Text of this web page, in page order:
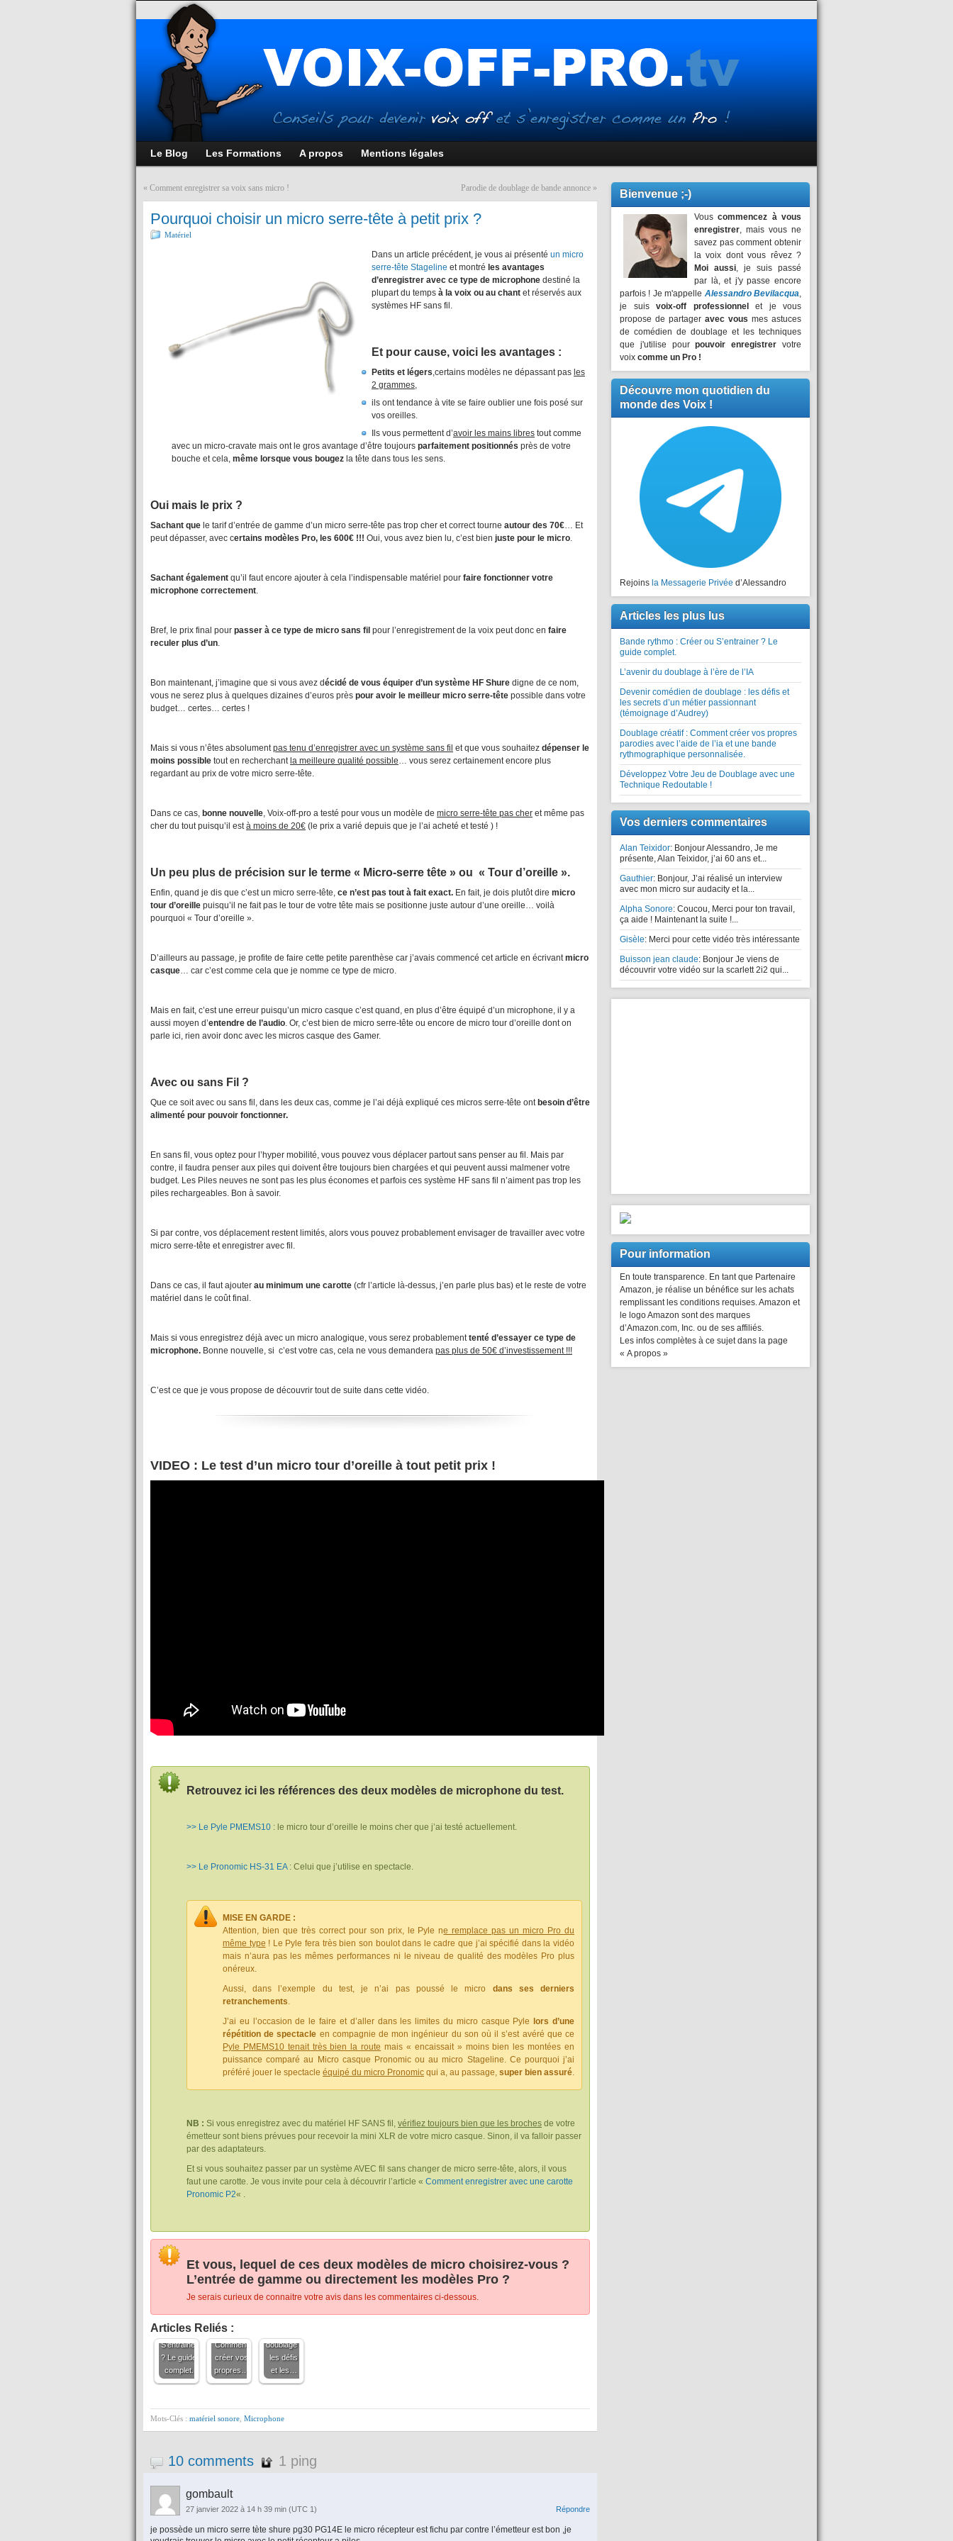
Le Blog Les Formations A propos Mentions légales
« Comment enregistrer sa voix sans micro ! Parodie de doublage de bande annonce »
Pourquoi choisir un micro serre-tête à petit prix ?
Matériel
Dans un article précédent, je vous ai présenté un micro
serre-tête Stageline et montré les avantages
d’enregistrer avec ce type de microphone destiné la
plupart du temps à la voix ou au chant et réservés aux
systèmes HF sans fil.
Et pour cause, voici les avantages :
Petits et légers,certains modèles ne dépassant pas les
2 grammes,
ils ont tendance à vite se faire oublier une fois posé sur
vos oreilles.
Ils vous permettent d’avoir les mains libres tout comme
avec un micro-cravate mais ont le gros avantage d’être toujours parfaitement positionnés près de votre
bouche et cela, même lorsque vous bougez la tête dans tous les sens.
Oui mais le prix ?
Sachant que le tarif d’entrée de gamme d’un micro serre-tête pas trop cher et correct tourne autour des 70€… Et
peut dépasser, avec certains modèles Pro, les 600€ !!! Oui, vous avez bien lu, c’est bien juste pour le micro.
Sachant également qu’il faut encore ajouter à cela l’indispensable matériel pour faire fonctionner votre
microphone correctement.
Bref, le prix final pour passer à ce type de micro sans fil pour l’enregistrement de la voix peut donc en faire
reculer plus d’un.
Bon maintenant, j’imagine que si vous avez décidé de vous équiper d’un système HF Shure digne de ce nom,
vous ne serez plus à quelques dizaines d’euros près pour avoir le meilleur micro serre-tête possible dans votre
budget… certes… certes !
Mais si vous n’êtes absolumentpas tenu d’enregistrer avec un système sans fil et que vous souhaitez dépenser le
moins possible tout en recherchant la meilleure qualité possible… vous serez certainement encore plus
regardant au prix de votre micro serre-tête.
Dans ce cas, bonne nouvelle, Voix-off-pro a testé pour vous un modèle de micro serre-tête pas cher et même pas
cher du tout puisqu’il està moins de 20€ (le prix a varié depuis que je l’ai acheté et testé ) !
Un peu plus de précision sur le terme « Micro-serre tête » ou « Tour d’oreille ».
Enfin, quand je dis que c’est un micro serre-tête, ce n’est pas tout à fait exact. En fait, je dois plutôt dire micro
tour d’oreille puisqu’il ne fait pas le tour de votre tête mais se positionne juste autour d’une oreille… voilà
pourquoi « Tour d’oreille ».
D’ailleurs au passage, je profite de faire cette petite parenthèse car j’avais commencé cet article en écrivantmicro
casque… car c’est comme cela que je nomme ce type de micro.
Mais en fait, c’est une erreur puisqu’un micro casque c’est quand, en plus d’être équipé d’un microphone, il y a
aussi moyen d’entendre de l’audio. Or, c’est bien de micro serre-tête ou encore de micro tour d’oreille dont on
parle ici, rien avoir donc avec les micros casque des Gamer.
Avec ou sans Fil ?
Que ce soit avec ou sans fil, dans les deux cas, comme je l’ai déjà expliqué ces micros serre-tête ont besoin d’être
alimenté pour pouvoir fonctionner.
En sans fil, vous optez pour l’hyper mobilité, vous pouvez vous déplacer partout sans penser au fil. Mais par
contre, il faudra penser aux piles qui doivent être toujours bien chargées et qui peuvent aussi malmener votre
budget. Les Piles neuves ne sont pas les plus économes et parfois ces système HF sans fil n’aiment pas trop les
piles rechargeables. Bon à savoir.
Si par contre, vos déplacement restent limités, alors vous pouvez probablement envisager de travailler avec votre
micro serre-tête et enregistrer avec fil.
Dans ce cas, il faut ajouter au minimum une carotte (cfr l’article là-dessus, j’en parle plus bas) et le reste de votre
matériel dans le coût final.
Mais si vous enregistrez déjà avec un micro analogique, vous serez probablementtenté d’essayer ce type de
microphone. Bonne nouvelle, si c’est votre cas, cela ne vous demandera pas plus de 50€ d’investissement !!!
C’est ce que je vous propose de découvrir tout de suite dans cette vidéo.
VIDEO : Le test d’un micro tour d’oreille à tout petit prix !
Retrouvez ici les références des deux modèles de microphone du test.
>> Le Pyle PMEMS10 : le micro tour d’oreille le moins cher que j’ai testé actuellement.
>> Le Pronomic HS-31 EA: Celui que j’utilise en spectacle.
MISE EN GARDE :
Attention, bien que très correct pour son prix, le Pyle ne remplace pas un micro Pro du
même type ! Le Pyle fera très bien son boulot dans le cadre que j’ai spécifié dans la vidéo
mais n’aura pas les mêmes performances ni le niveau de qualité des modèles Pro plus
onéreux.
Aussi, dans l’exemple du test, je n’ai pas poussé le micro dans ses derniers
retranchements.
J’ai eu l’occasion de le faire et d’aller dans les limites du micro casque Pyle
lors d’une
répétition de spectacle en compagnie de mon ingénieur du son où il s’est avéré que ce
Pyle PMEMS10 tenait très bien la route mais « encaissait » moins bien les montées en
puissance comparé au Micro casque Pronomic ou au micro Stageline. Ce pourquoi j’ai
préféré jouer le spectacle équipé du micro Pronomic qui a, au passage, super bien assuré.
NB : Si vous enregistrez avec du matériel HF SANS fil, vérifiez toujours bien que les broches de votre
émetteur sont biens prévues pour recevoir la mini XLR de votre micro casque. Sinon, il va falloir passer
par des adaptateurs.
Et si vous souhaitez passer par un système AVEC fil sans changer de micro serre-tête, alors, il vous
faut une carotte. Je vous invite pour cela à découvrir l’article « Comment enregistrer avec une carotte
Pronomic P2« .
Et vous, lequel de ces deux modèles de micro choisirez-vous ?
L’entrée de gamme ou directement les modèles Pro ?
Je serais curieux de connaitre votre avis dans les commentaires ci-dessous.
Articles Reliés :
Créer ou
S’entrainer
? Le guide
complet.
créatif :
Comment
créer vos
propres…
doublage :
les défis
et les…
Mots-Clés : matériel sonore Microphone
10 comments 1 ping
gombault
27 janvier 2022 à 14 h 39 min (UTC 1) Répondre
je possède un micro serre tète shure pg30 PG14E le micro récepteur est fichu par contre l’émetteur est bon ,je
Bienvenue ;-)
Vouscommencez à vous
enregistrer, mais vous ne
savez pas comment obtenir
la voix dont vous rêvez ?
Moi aussi, je suis passé
par là, et j'y passe encore
parfois ! Je m'appelle Alessandro Bevilacqua,
je suis voix-off professionnel
et je vous
propose de partager avec vous mes astuces
de comédien de doublage et les techniques
que j'utilise pourpouvoir enregistrer votre
voix comme un Pro !
Découvre mon quotidien du
monde des Voix !
Rejoins la Messagerie Privée d’Alessandro
Articles les plus lus
Bande rythmo : Créer ou S’entrainer ? Le
guide complet.
L’avenir du doublage à l’ère de l’IA
Devenir comédien de doublage : les défis et
les secrets d’un métier passionnant
(témoignage d’Audrey)
Doublage créatif : Comment créer vos propres
parodies avec l’aide de l’ia et une bande
rythmographique personnalisée.
Développez Votre Jeu de Doublage avec une
Technique Redoutable !
Vos derniers commentaires
Alan Teixidor: Bonjour Alessandro, Je me
présente, Alan Teixidor, j’ai 60 ans et...
Gauthier: Bonjour, J’ai réalisé un interview
avec mon micro sur audacity et la...
Alpha Sonore: Coucou, Merci pour ton travail,
ça aide ! Maintenant la suite !...
Gisèle: Merci pour cette vidéo très intéressante
Buisson jean claude: Bonjour Je viens de
découvrir votre vidéo sur la scarlett 2i2 qui...
Pour information
En toute transparence. En tant que Partenaire
Amazon, je réalise un bénéfice sur les achats
remplissant les conditions requises. Amazon et
le logo Amazon sont des marques
d’Amazon.com, Inc. ou de ses affiliés.
Les infos complètes à ce sujet dans la page
« A propos »